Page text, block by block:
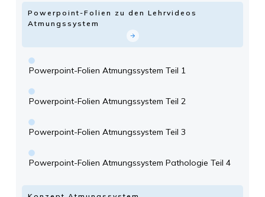
Powerpoint-Folien zu den Lehrvideos
Atmungssystem
Powerpoint-Folien Atmungssystem Teil 1
Powerpoint-Folien Atmungssystem Teil 2
Powerpoint-Folien Atmungssystem Teil 3
Powerpoint-Folien Atmungssystem Pathologie Teil 4